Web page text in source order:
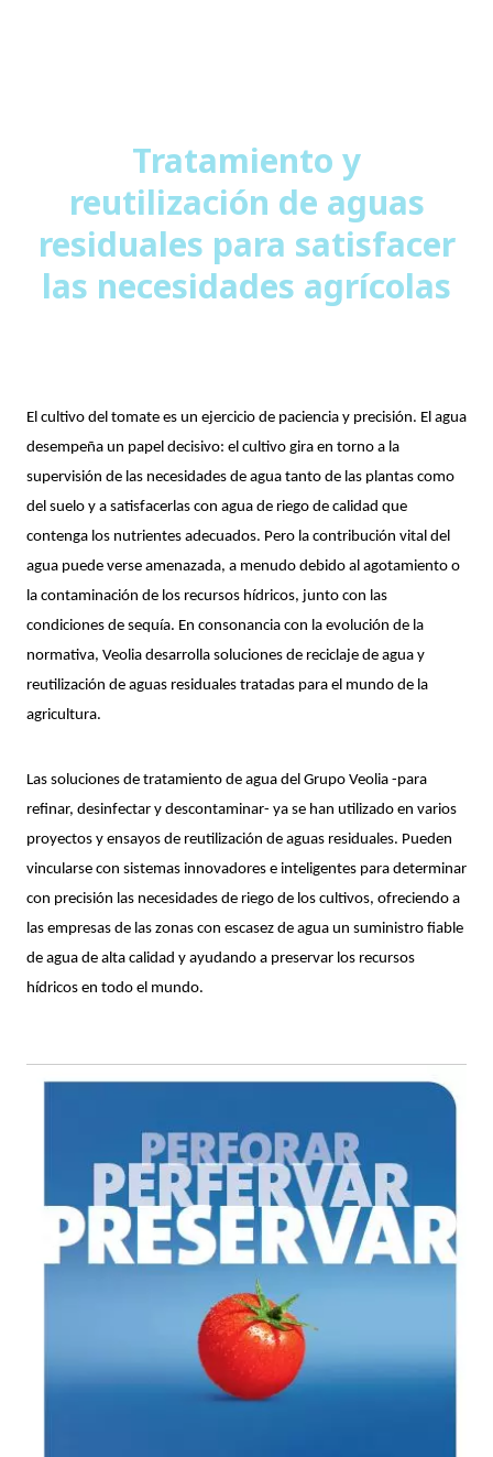
Tratamiento y
reutilización de aguas
residuales para satisfacer
las necesidades agrícolas
El cultivo del tomate es un ejercicio de paciencia y precisión. El agua
desempeña un papel decisivo: el cultivo gira en torno a la
supervisión de las necesidades de agua tanto de las plantas como
del suelo y a satisfacerlas con agua de riego de calidad que
contenga los nutrientes adecuados. Pero la contribución vital del
agua puede verse amenazada, a menudo debido al agotamiento o
la contaminación de los recursos hídricos, junto con las
condiciones de sequía. En consonancia con la evolución de la
normativa, Veolia desarrolla soluciones de reciclaje de agua y
reutilización de aguas residuales tratadas para el mundo de la
agricultura.
Las soluciones de tratamiento de agua del Grupo Veolia -para
refinar, desinfectar y descontaminar- ya se han utilizado en varios
proyectos y ensayos de reutilización de aguas residuales. Pueden
vincularse con sistemas innovadores e inteligentes para determinar
con precisión las necesidades de riego de los cultivos, ofreciendo a
las empresas de las zonas con escasez de agua un suministro fiable
de agua de alta calidad y ayudando a preservar los recursos
hídricos en todo el mundo.